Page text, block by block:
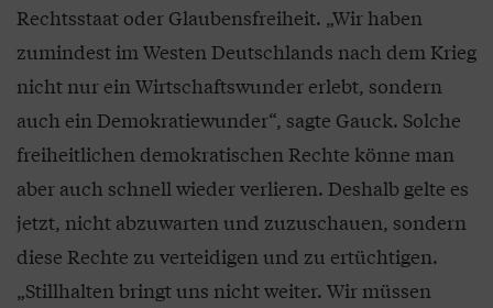
Rechtsstaat oder Glaubensfreiheit. „Wir haben
zumindest im Westen Deutschlands nach dem Krieg
nicht nur ein Wirtschaftswunder erlebt, sondern
auch ein Demokratiewunder“, sagte Gauck. Solche
freiheitlichen demokratischen Rechte könne man
aber auch schnell wieder verlieren. Deshalb gelte es
jetzt, nicht abzuwarten und zuzuschauen, sondern
diese Rechte zu verteidigen und zu ertüchtigen.
„Stillhalten bringt uns nicht weiter. Wir müssen